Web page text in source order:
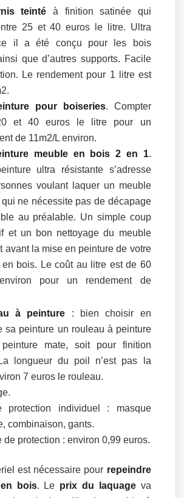
teinté à finition satinée qui
25 et 40 euros le litre. Ultra
il a été conçu pour les bois
que d’autres supports. Facile
Le rendement pour 1 litre est
pour boiseries. Compter
et 40 euros le litre pour un
de 11m2/L environ.
meuble en bois 2 en 1.
ultra résistante s’adresse
voulant laquer un meuble
ne nécessite pas de décapage
au préalable. Un simple coup
et un bon nettoyage du meuble
avant la mise en peinture de votre
en bois. Le coût au litre est de 60
pour un rendement de
à peinture : bien choisir en
sa peinture un rouleau à peinture
mate, soit pour finition
longueur du poil n’est pas la
7 euros le rouleau.
individuel : masque
combinaison, gants.
de protection : environ 0,99 euros.
est nécessaire pour repeindre
bois. Le prix du laquageva